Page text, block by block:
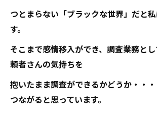
つとまらない「ブラックな世界」だと
す。
そこまで感情移入ができ、調査業務と
頼者さんの気持ちを
抱いたまま調査ができるかどうか・・
つながると思っています。